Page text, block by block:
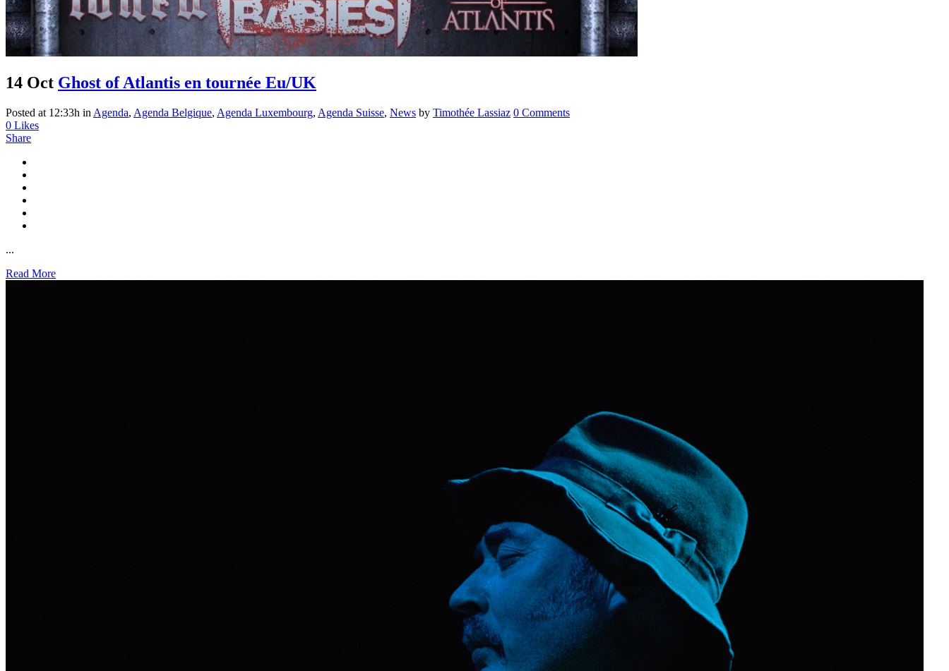
14 Oct Ghost of Atlantis en tournée Eu/UK
Posted at 12:33h in Agenda, Agenda Belgique, Agenda Luxembourg, Agenda Suisse, News by Timothée Lassiaz 0 Comments
0 Likes
Share
...
Read More